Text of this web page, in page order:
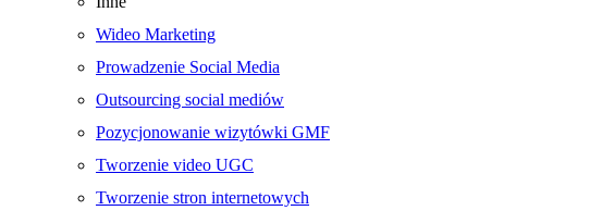
Wideo Marketing
Prowadzenie Social Media
Outsourcing social mediów
Pozycjonowanie wizytówki GMF
Tworzenie video UGC
Tworzenie stron internetowych